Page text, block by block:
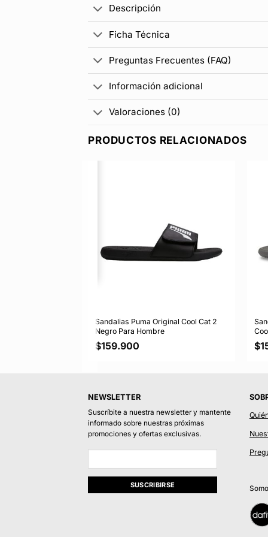
Descripción
Ficha Técnica
Preguntas Frecuentes (FAQ)
Información adicional
Valoraciones (0)
PRODUCTOS RELACIONADOS
Sandalias Puma Original Cool Cat 2
Negro Para Hombre
$159.900 $
NEWSLETTER
Suscríbite a nuestra newsletter y mantente
informado sobre nuestras próximas
promociones y ofertas exclusivas.